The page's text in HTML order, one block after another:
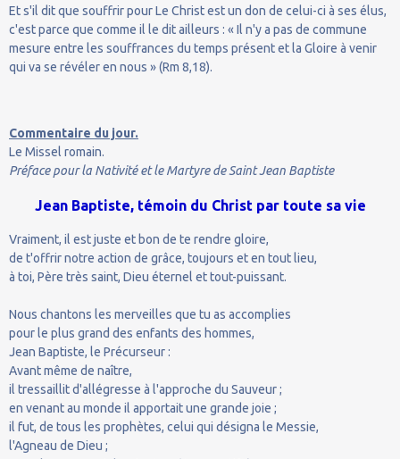
Et s'il dit que souffrir pour Le Christ est un don de celui-ci à ses élus,
c'est parce que comme il le dit ailleurs : « Il n'y a pas de commune
mesure entre les souffrances du temps présent et la Gloire à venir
qui va se révéler en nous » (Rm 8,18).
Commentaire du jour.
Le Missel romain.
Préface pour la Nativité et le Martyre de Saint Jean Baptiste
Jean Baptiste, témoin du Christ par toute sa vie
Vraiment, il est juste et bon de te rendre gloire,
de t'offrir notre action de grâce, toujours et en tout lieu,
à toi, Père très saint, Dieu éternel et tout-puissant.
Nous chantons les merveilles que tu as accomplies
pour le plus grand des enfants des hommes,
Jean Baptiste, le Précurseur :
Avant même de naître,
il tressaillit d'allégresse à l'approche du Sauveur ;
en venant au monde il apportait une grande joie ;
il fut, de tous les prophètes, celui qui désigna le Messie,
l'Agneau de Dieu ;